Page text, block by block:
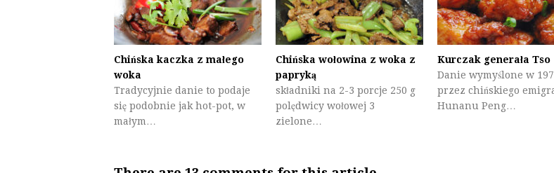
Chińska kaczka z małego
woka
Tradycyjnie danie to podaje
się podobnie jak hot-pot, w
małym…
Chińska wołowina z woka z
papryką
składniki na 2-3 porcje 250 g
polędwicy wołowej 3
zielone…
Kurczak generała Tso
Danie wymyślone w
przez chińskiego
Hunanu Peng…